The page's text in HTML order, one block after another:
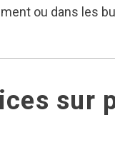
ou dans les
sur